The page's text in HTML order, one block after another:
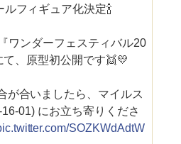
ルフィギュア化決定🍾
ワンダーフェスティバル20
て、原型初公開です👯💛
が合いましたら、マイルス
01) にお立ち寄りくださ
SOZKWdAdtW